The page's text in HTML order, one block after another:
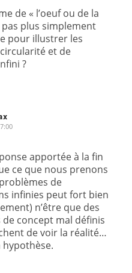
de « l’oeuf ou de la
pas plus simplement
pour illustrer les
et de
?
apportée à la fin
ce que nous prenons
de
infinies peut fort bien
n’être que des
concept mal définis
de voir la réalité…
hypothèse.